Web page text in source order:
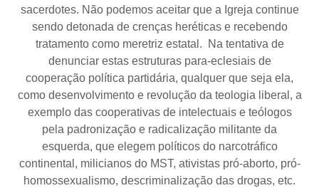
sacerdotes. Não podemos aceitar que a Igreja continue
sendo detonada de crenças heréticas e recebendo
tratamento como meretriz estatal. Na tentativa de
denunciar estas estruturas para-eclesiais de
cooperação política partidária, qualquer que seja ela,
como desenvolvimento e revolução da teologia liberal, a
exemplo das cooperativas de intelectuais e teólogos
pela padronização e radicalização militante da
esquerda, que elegem políticos do narcotráfico
continental, milicianos do MST, ativistas pró-aborto, pró-
homossexualismo, descriminalização das drogas, etc.